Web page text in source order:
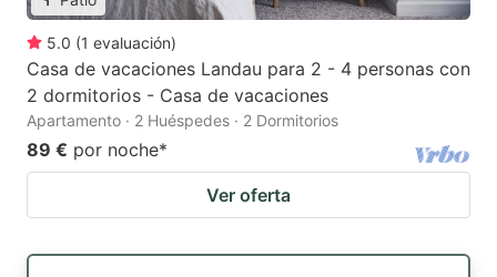
5.0 (1 evaluación)
Casa de vacaciones Landau para 2 - 4 personas con
2 dormitorios - Casa de vacaciones
Apartamento · 2 Huéspedes · 2 Dormitorios
89 € por noche*
Ver oferta